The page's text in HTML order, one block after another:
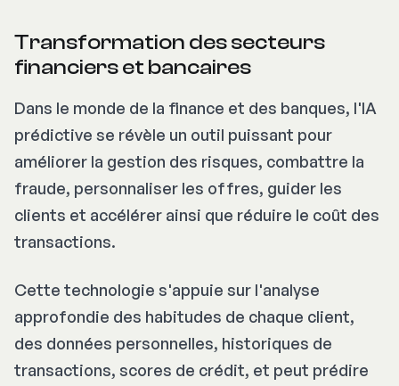
Transformation des secteurs
financiers et bancaires
Dans le monde de la finance et des banques, l'IA
prédictive se révèle un outil puissant pour
améliorer la gestion des risques, combattre la
fraude, personnaliser les offres, guider les
clients et accélérer ainsi que réduire le coût des
transactions.
Cette technologie s'appuie sur l'analyse
approfondie des habitudes de chaque client,
des données personnelles, historiques de
transactions, scores de crédit, et peut prédire